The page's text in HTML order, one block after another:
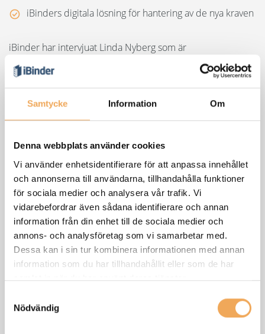
Samtycke Information Om
Denna webbplats använder cookies
Vi använder enhetsidentifierare för att anpassa innehållet
och annonserna till användarna, tillhandahålla funktioner
för sociala medier och analysera vår trafik. Vi
vidarebefordrar även sådana identifierare och annan
information från din enhet till de sociala medier och
annons- och analysföretag som vi samarbetar med.
Dessa kan i sin tur kombinera informationen med annan
information som du har tillhandahållit eller som de har
samlat in när du har använt deras tjänster.
Nödvändig
iBinders digitala lösning för hantering av de nya kraven
iBinder har intervjuat Linda Nyberg som är
arbetsmiljökonsult och ägare på Plassner Solutions som till
vardags arbetar med dessa frågor hos ett antal större
kommer göra skillnad i det övergripande
arbetsmiljöarbetet inom byggsektorn och därmed
förhindra ohälsa och olycksfall. De tre viktigaste punkterna
Riskhantering och att alla aktörer får ett ökat ansvar att
se över riskerna.
Byggherrens, Bas-P:s och Bas-U:s uppföljningsansvar
Tydligare krav på samverkan och överlämning
iBinder ser det här som en väldigt viktig del i våra kunders
webbinarium där Linda från Plassner kommer förtydliga